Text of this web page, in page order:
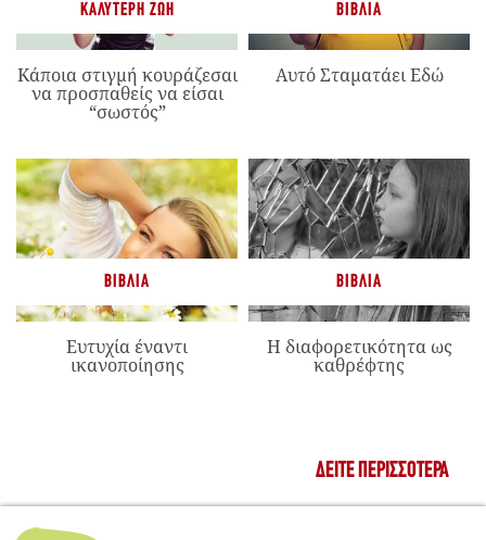
ΚΑΛΎΤΕΡΗ ΖΩΉ
Κάποια στιγμή κουράζεσαι
να προσπαθείς να είσαι
“σωστός”
ΒΙΒΛΊΑ
Αυτό Σταματάει Εδώ
ΒΙΒΛΊΑ
Ευτυχία έναντι
ικανοποίησης
ΒΙΒΛΊΑ
Η διαφορετικότητα ως
καθρέφτης
ΔΕΊΤΕ ΠΕΡΙΣΣΌΤΕΡΑ